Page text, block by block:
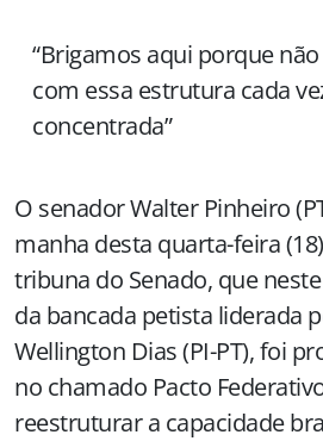
“Brigamos aqui porque
com essa estrutura cada
concentrada”
O senador Walter Pinheiro
manha desta quarta-feira
tribuna do Senado, que
da bancada petista liderada
Wellington Dias (PI-PT), foi
no chamado Pacto
reestruturar a capacidade